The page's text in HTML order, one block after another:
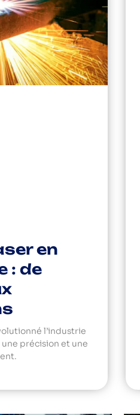
en
: de
l’industrie
précision et une